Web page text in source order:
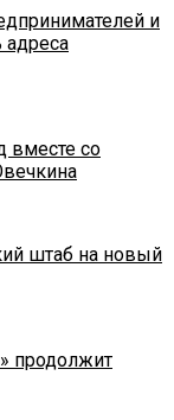
и
адреса
вместе со
штаб на новый
продолжит